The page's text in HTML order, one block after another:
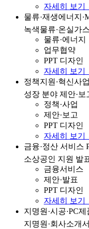
자세히 보기
물류센터·재생에
PPT 디자인 사례
물류·재생에너지
녹색물류·온실가
물류·에너지
업무협약
PPT 디자인
자세히 보기
정책지원 방안·혁
자인 포트폴리오
정책지원·혁신사
성장 분야 제안·보
정책·사업
제안·보고
PPT 디자인
자세히 보기
금융·정산 서비스
디자인 사례
금융·정산 서비스
소상공인 지원 발
금융서비스
제안·발표
PPT 디자인
자세히 보기
지명원·시공·PC
인 사례
지명원·시공·PC
지명원·회사소개